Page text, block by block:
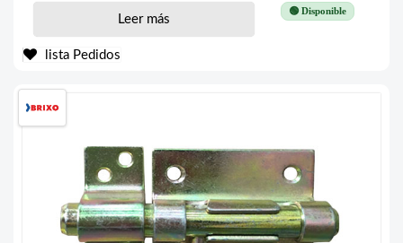
🟢 Disponible
Leer más
lista Pedidos